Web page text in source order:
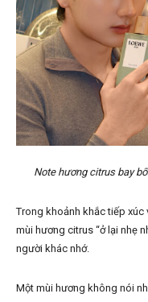
Note hương citrus bay
Trong khoảnh khắc tiếp xúc
mùi hương citrus “ở lại nhẹ
người khác nhớ.
Một mùi hương không nói